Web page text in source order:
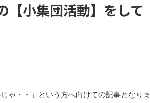
【小集団活動】をして
ゃ・・」という方へ向けての記事となりま